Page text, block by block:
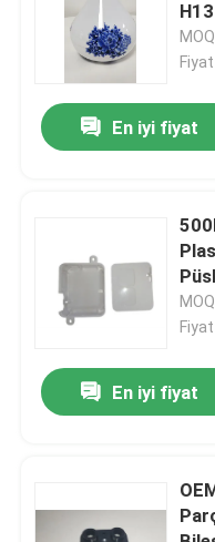
VİDEOLAR
Hakkımızda
Kalite kontrol
Teklif isteği
enjeksiyonla
Hassas Enjeksiyon
En iyi fiyat
En iyi fiyat